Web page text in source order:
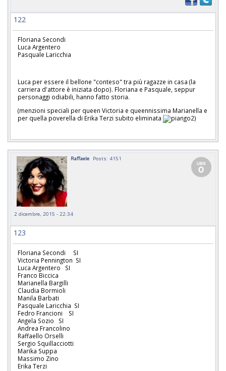
122
Floriana Secondi
Luca Argentero
Pasquale Laricchia
Luca per essere il bellone "conteso" tra più ragazze in casa (la
carriera d'attore è iniziata dopo). Floriana e Pasquale, seppur
personaggi odiabili, hanno fatto storia.
(menzioni speciali per queen Victoria e queennissima Marianella e
per quella poverella di Erika Terzi subito eliminata
)
Raffaele Posts: 4151
2 dicembre, 2015 - 22:34
123
Floriana Secondi SI
Victoria Pennington SI
Luca Argentero SI
Franco Biccica
Marianella Bargilli
Claudia Bormioli
Manila Barbati
Pasquale Laricchia SI
Fedro Francioni SI
Angela Sozio SI
Andrea Francolino
Raffaello Orselli
Sergio Squillacciotti
Marika Suppa
Massimo Zino
Erika Terzi